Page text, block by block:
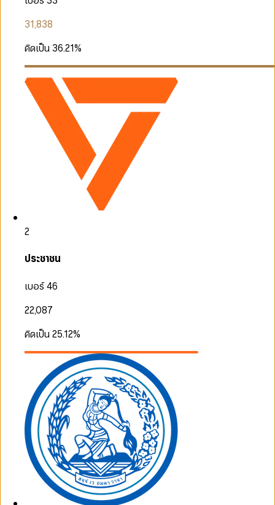
31,838
คิดเป็น 36.21%
2
ประชาชน
เบอร์ 46
22,087
คิดเป็น25.12%